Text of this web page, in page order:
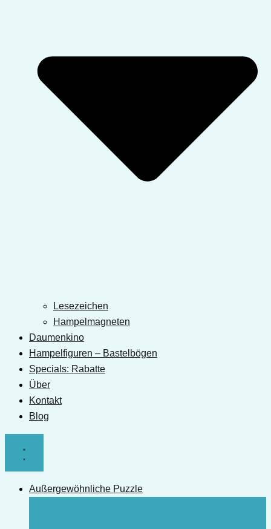
Lesezeichen
Hampelmagneten
Daumenkino
Hampelfiguren – Bastelbögen
Specials: Rabatte
Über
Kontakt
Blog
Außergewöhnliche Puzzle